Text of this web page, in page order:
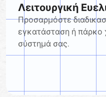
Λειτουργική
Προσαρμόστε
εγκατάσταση ή πάρκο
σύστημά σας.